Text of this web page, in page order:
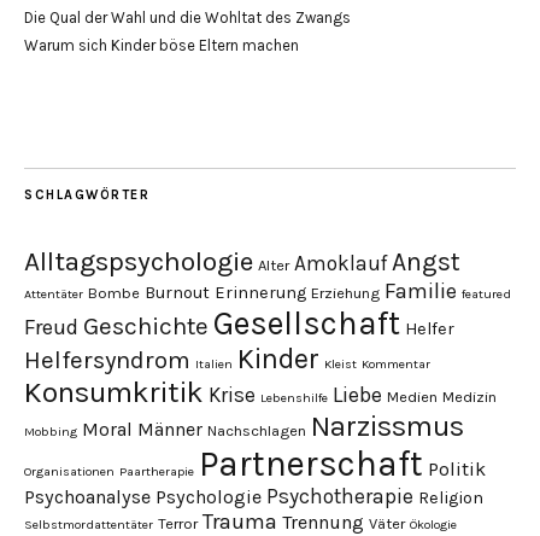
Die Qual der Wahl und die Wohltat des Zwangs
Warum sich Kinder böse Eltern machen
SCHLAGWÖRTER
Alltagspsychologie Alter Amoklauf Angst
Attentäter Bombe Burnout Erinnerung Erziehung Familie featured
Freud Geschichte Gesellschaft Helfer
Helfersyndrom Italien Kinder Kleist Kommentar
Konsumkritik Krise Lebenshilfe Liebe Medien Medizin
Mobbing Moral Männer Nachschlagen Narzissmus
Organisationen Paartherapie Partnerschaft Politik
Psychoanalyse Psychologie Psychotherapie Religion
Selbstmordattentäter Terror Trauma Trennung Väter Ökologie